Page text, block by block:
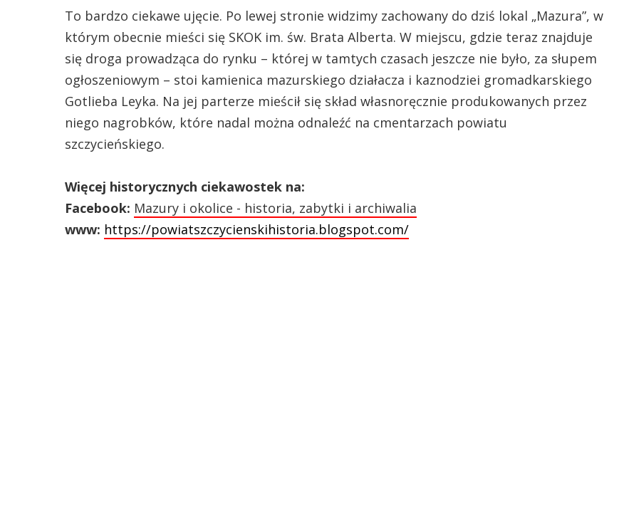
To bardzo ciekawe ujęcie. Po lewej stronie widzimy zachowany do dziś lokal „Mazura”, w
którym obecnie mieści się SKOK im. św. Brata Alberta. W miejscu, gdzie teraz znajduje
się droga prowadząca do rynku – której w tamtych czasach jeszcze nie było, za słupem
ogłoszeniowym – stoi kamienica mazurskiego działacza i kaznodziei gromadkarskiego
Gotlieba Leyka. Na jej parterze mieścił się skład własnoręcznie produkowanych przez
niego nagrobków, które nadal można odnaleźć na cmentarzach powiatu
szczycieńskiego.
Więcej historycznych ciekawostek na:
Facebook: Mazury i okolice - historia, zabytki i archiwalia
www: https://powiatszczycienskihistoria.blogspot.com/